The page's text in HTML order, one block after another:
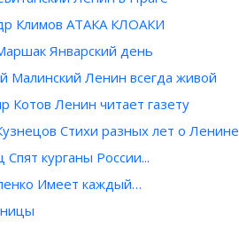
Климов АТАКА КЛОАКИ
Январский день
Малинский Ленин всегда живой
Котов Ленин читает газету
Стихи разных лет о Ленине
Спят курганы России...
Имеет каждый…